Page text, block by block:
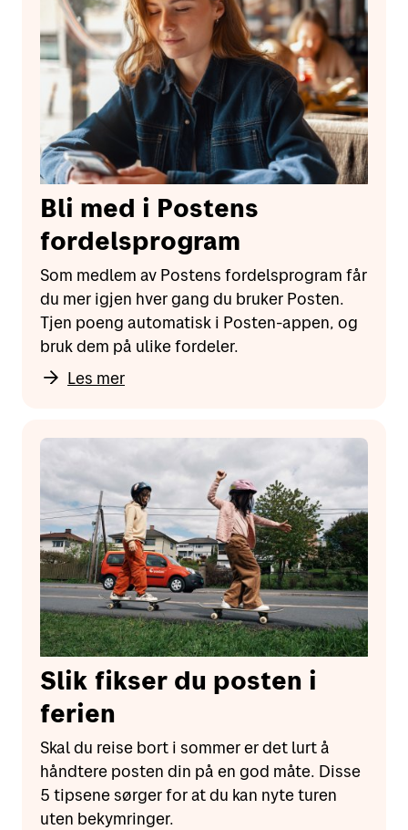
Bli med i Postens
fordelsprogram
Som medlem av Postens fordelsprogram får
du mer igjen hver gang du bruker Posten.
Tjen poeng automatisk i Posten-appen, og
bruk dem på ulike fordeler.
Les mer
Slik fikser du posten i
ferien
Skal du reise bort i sommer er det lurt å
håndtere posten din på en god måte. Disse
5 tipsene sørger for at du kan nyte turen
uten bekymringer.